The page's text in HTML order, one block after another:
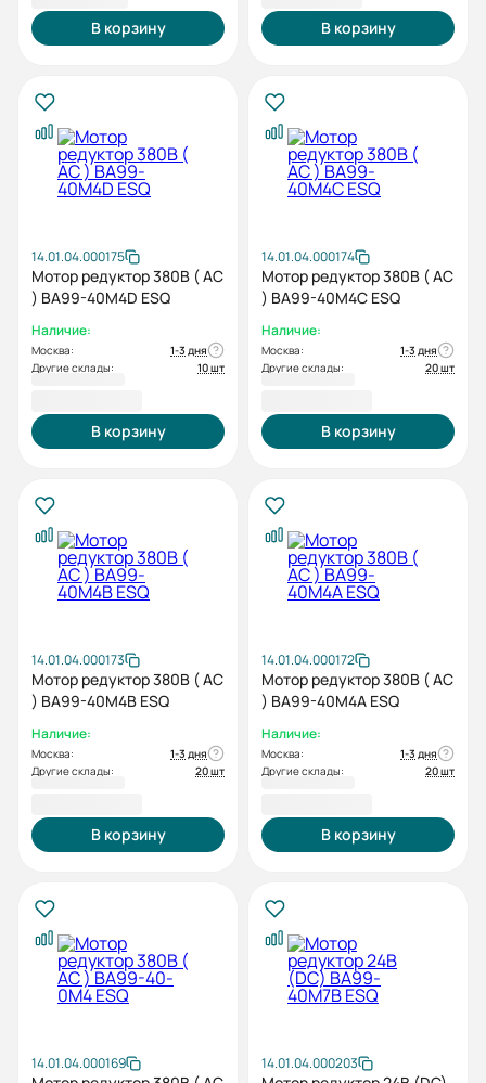
В корзину В корзину
14.01.04.000175
Мотор редуктор 380В ( AC
) BA99-40M4D ESQ
Наличие:
Москва:
1-3 дня
Другие склады:
10 шт
В корзину
14.01.04.000174
Мотор редуктор 380В ( AC
) BA99-40M4C ESQ
Наличие:
Москва:
1-3 дня
Другие склады:
20 шт
В корзину
14.01.04.000173
Мотор редуктор 380В ( AC
) BA99-40M4B ESQ
Наличие:
Москва:
1-3 дня
Другие склады:
20 шт
В корзину
14.01.04.000172
Мотор редуктор 380В ( AC
) BA99-40M4A ESQ
Наличие:
Москва:
1-3 дня
Другие склады:
20 шт
В корзину
14.01.04.000169 14.01.04.000203